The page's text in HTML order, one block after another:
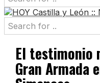
El testimonio
Gran Armada